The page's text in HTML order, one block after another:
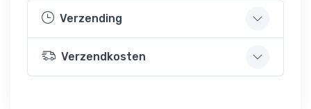
Verzending
Verzendkosten